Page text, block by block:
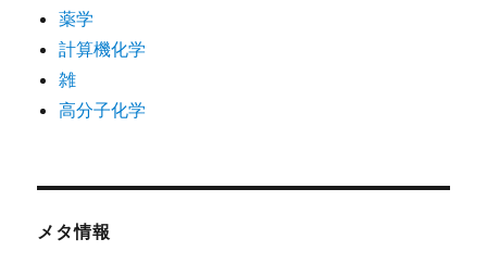
薬学
計算機化学
雑
高分子化学
メタ情報